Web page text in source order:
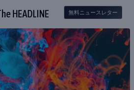
HEADLINE 無料ニュースレター